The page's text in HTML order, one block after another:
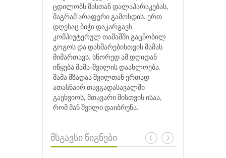
ცდილობს მასთან დალაპარაკებას,
მაგრამ არაფერი გამოსდის. ერთ
დღესაც ბიჭი დაკარგავს
კომპიუტერულ თამაშში გაცნობილ
გოგოს და დახმარებისთვის მამას
მიმართავს. სწორედ ამ დღიდან
იწყება მამა‐შვილის დაახლოება.
მამა მზადაა შვილთან ერთად
ათასნაირ თავგადასავალში
გაეხვიოს, მთავარი მისთვის ისაა,
რომ მან შვილი დაიბრუნა.
მსგავსი წიგნები